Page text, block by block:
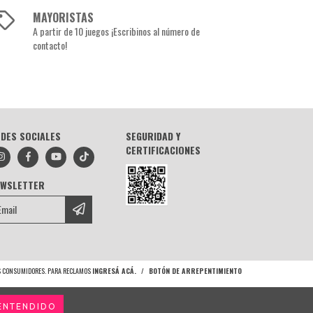
MAYORISTAS
A partir de 10 juegos ¡Escribinos al número de
contacto!
SOCIALES
SEGURIDAD Y
CERTIFICACIONES
CONSUMIDORES. PARA RECLAMOS INGRESÁ ACÁ. / BOTÓN DE ARREPENTIMIENTO